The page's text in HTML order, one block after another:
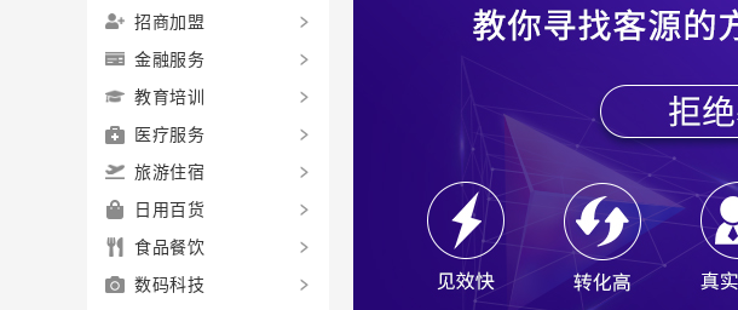
招商加盟
金融服务
教育培训
医疗服务
旅游住宿
日用百货
食品餐饮
数码科技